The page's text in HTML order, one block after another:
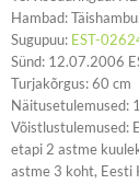
Hambad:
Sugupuu: EST-
Sünd: 12.07.2006
Turjakõrgus: 60 cm
Näitusetulemused:
Võistlustulemused:
etapi 2 astme
astme 3 koht, Eesti